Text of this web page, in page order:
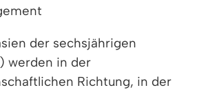
der sechsjährigen
werden in der
Richtung, in der